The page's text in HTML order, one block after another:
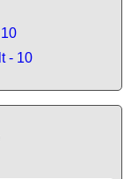
- 10